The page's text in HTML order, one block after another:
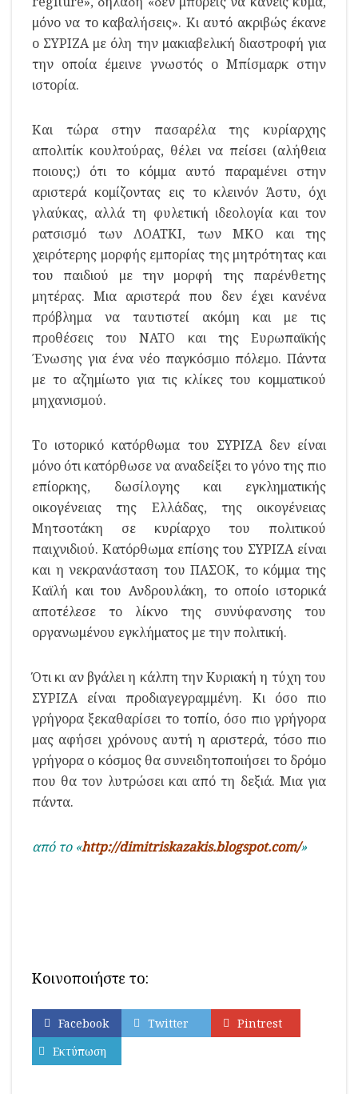
μόνο να το καβαλήσεις». Κι αυτό ακριβώς έκανε
ο ΣΥΡΙΖΑ με όλη την μακιαβελική διαστροφή για
την οποία έμεινε γνωστός ο Μπίσμαρκ στην
ιστορία.
Και τώρα στην πασαρέλα της κυρίαρχης
απολιτίκ κουλτούρας, θέλει να πείσει (αλήθεια
ποιους;) ότι το κόμμα αυτό παραμένει στην
αριστερά κομίζοντας εις το κλεινόν Άστυ, όχι
γλαύκας, αλλά τη φυλετική ιδεολογία και τον
ρατσισμό των ΛΟΑΤΚΙ, των ΜΚΟ και της
χειρότερης μορφής εμπορίας της μητρότητας και
του παιδιού με την μορφή της παρένθετης
μητέρας. Μια αριστερά που δεν έχει κανένα
πρόβλημα να ταυτιστεί ακόμη και με τις
προθέσεις του ΝΑΤΟ και της Ευρωπαϊκής
Ένωσης για ένα νέο παγκόσμιο πόλεμο. Πάντα
με το αζημίωτο για τις κλίκες του κομματικού
μηχανισμού.
Το ιστορικό κατόρθωμα του ΣΥΡΙΖΑ δεν είναι
μόνο ότι κατόρθωσε να αναδείξει το γόνο της πιο
επίορκης, δωσίλογης και εγκληματικής
οικογένειας της Ελλάδας, της οικογένειας
Μητσοτάκη σε κυρίαρχο του πολιτικού
παιχνιδιού. Κατόρθωμα επίσης του ΣΥΡΙΖΑ είναι
και η νεκρανάσταση του ΠΑΣΟΚ, το κόμμα της
Καϊλή και του Ανδρουλάκη, το οποίο ιστορικά
αποτέλεσε το λίκνο της συνύφανσης του
οργανωμένου εγκλήματος με την πολιτική.
Ότι κι αν βγάλει η κάλπη την Κυριακή η τύχη του
ΣΥΡΙΖΑ είναι προδιαγεγραμμένη. Κι όσο πιο
γρήγορα ξεκαθαρίσει το τοπίο, όσο πιο γρήγορα
μας αφήσει χρόνους αυτή η αριστερά, τόσο πιο
γρήγορα ο κόσμος θα συνειδητοποιήσει το δρόμο
που θα τον λυτρώσει και από τη δεξιά. Μια για
πάντα.
από το «http://dimitriskazakis.blogspot.com/»
Κοινοποιήστε το:
Facebook Twitter
Pintrest
Εκτύπωση